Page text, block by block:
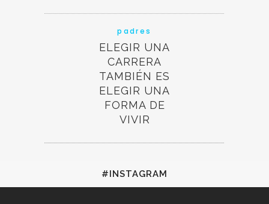
padres
ELEGIR UNA
CARRERA
TAMBIÉN ES
ELEGIR UNA
FORMA DE
VIVIR
#INSTAGRAM